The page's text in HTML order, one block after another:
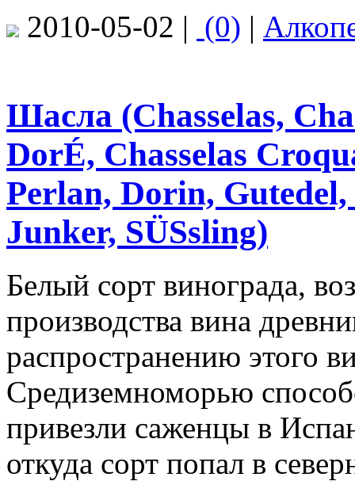
2010-05-02 | (0) |
Шасла (Chasselas,
DorÉ, Chasselas
Perlan, Dorin,
Junker, SÜSsling)
Белый сорт винограда,
производства вина
распространению этого
Средиземноморью
привезли саженцы в
откуда сорт попал в